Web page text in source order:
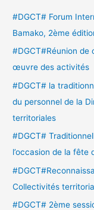
r
:
#DGCT# Forum
Bamako, 2ème
#DGCT#Réunion de
œuvre des activités
#DGCT# la
du personnel de la
territoriales
#DGCT#
l’occasion de la fête
Collectivités
#DGCT# 2ème